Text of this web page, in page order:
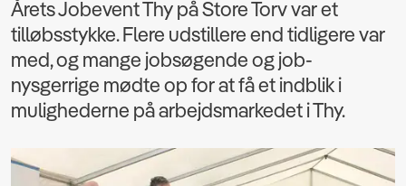
Årets Jobevent Thy på Store Torv var et
tilløbsstykke. Flere udstillere end tidligere var
med, og mange jobsøgende og job-
nysgerrige mødte op for at få et indblik i
mulighederne på arbejdsmarkedet i Thy.